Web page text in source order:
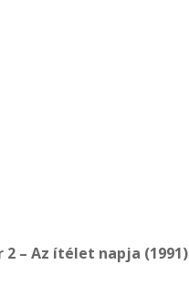
– Az ítélet napja (1991)